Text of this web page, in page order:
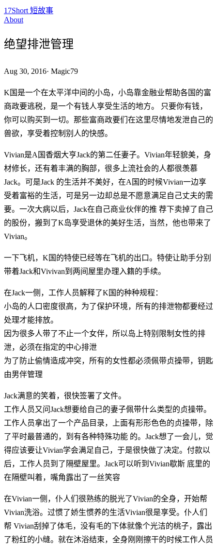
17Short 短故事
About
绝望排泄管理
Aug 30, 2016· Magic79
K国是一个在太平洋中间的小岛，小岛靠金融业帮助各国的富
商政要逃税，是一个有钱人享受生活的地方。 只要你有钱，
你可以购买到一切。那些富商政要们在这里尽情地发泄自己的
兽欲，享受着控制别人的快感。
Vivian是A国香烟大亨Jack的第二任妻子。Vivian年轻貌美，身
材修长，还有着丰满的胸部，很多上流社会的人都很羡慕
Jack。可是Jack 的生活并不美好，在A国的时候Vivian一边享
受着富裕的生活，可是另一边却总是不愿意满足自己丈夫的需
要。一次大病以后，Jack在自己商业伙伴的推 荐下卖掉了自己
的股份，搬到了K岛享受退休的美好生活，当然，他也带来了
Vivian。
一下飞机，K国的特使已经等在飞机的出口。特使让助手分别
带着Jack和Vivivan到两间屋里办理入籍的手续。
在Jack一侧，工作人员解释了K国的种种规程：
小岛的人口密度很高，为了保护环境，所有的排泄物都要经过
处理才能排放。
因为很多人带了不止一个女伴，所以岛上特别限制女性的排
泄，必须在指定的中心排泄
为了防止偷情造成冲突，所有的女性都必须佩带贞操带，钥匙
由男伴管理
Jack满意的笑着，很快签署了文件。
工作人员又问Jack想要给自己的妻子佩带什么类型的贞操带。
工作人员拿出了一个产品目录，上面有形形色色的贞操带，除
了平时最普通的，到有各种特殊功能 的。Jack想了一会儿，觉
得应该要让Vivian学会满足自己，于是很快做了决定。付款以
后，工作人员到了隔壁屋里。Jack可以听到Vivian歇斯 底里的
在隔壁叫着，嘴角露出了一丝笑容
在Vivian一侧，仆人们很熟练的脱光了Vivian的全身，开始帮
Vivian洗浴。过惯了娇生惯养的生活Vivian很是享受。仆人们
帮 Vivian刮掉了体毛，没有毛的下体就像个光洁的桃子，露出
了粉红的小缝。就在沐浴结束，全身刚刚擦干的时候工作人员